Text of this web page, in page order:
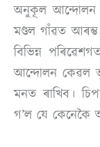
অনুকূল আন্দোলন
মণ্ডল গাঁৱত
বিভিন্ন
আন্দোলন কেৱল
মনত ৰাখিব।
গ’ল যে কেনেকৈ